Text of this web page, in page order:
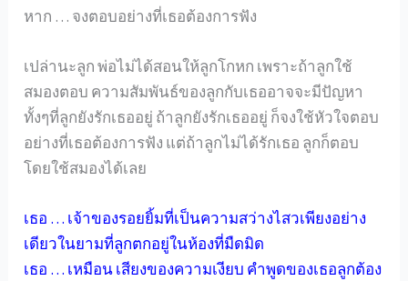
หาก … จงตอบอย่างที่เธอต้องการฟัง
เปล่านะลูก พ่อไม่ได้สอนให้ลูกโกหก เพราะถ้าลูกใช้
สมองตอบ ความสัมพันธ์ของลูกกับเธออาจจะมีปัญหา
ทั้งๆที่ลูกยังรักเธออยู่ ถ้าลูกยังรักเธออยู่ ก็จงใช้หัวใจตอบ
อย่างที่เธอต้องการฟัง แต่ถ้าลูกไม่ได้รักเธอ ลูกก็ตอบ
โดยใช้สมองได้เลย
เธอ … เจ้าของรอยยิ้มที่เป็นความสว่างไสวเพียงอย่าง
เดียวในยามที่ลูกตกอยู่ในห้องที่มืดมิด
เธอ … เหมือน เสียงของความเงียบ คำพูดของเธอลูกต้อง